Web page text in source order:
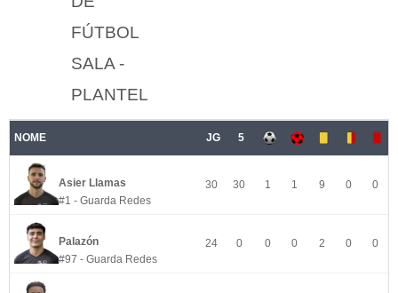
FÚTBOL
SALA -
PLANTEL
NOME JG 5
Asier Llamas
#1 - Guarda Redes
30 30 1 1 9 0 0
Palazón
#97 - Guarda Redes
24 0 0 0 2 0 0